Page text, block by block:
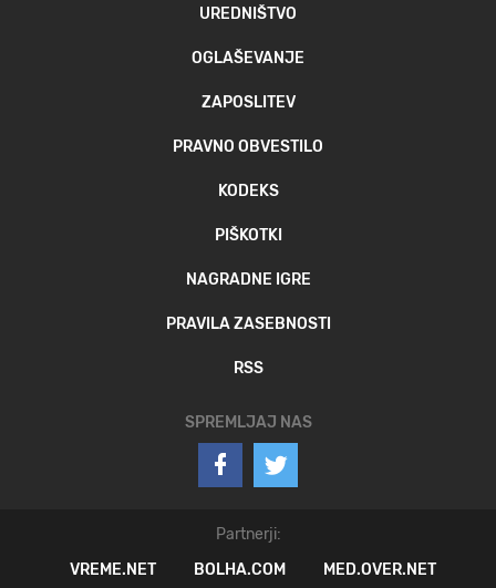
UREDNIŠTVO
OGLAŠEVANJE
ZAPOSLITEV
PRAVNO OBVESTILO
KODEKS
PIŠKOTKI
NAGRADNE IGRE
PRAVILA ZASEBNOSTI
RSS
SPREMLJAJ NAS
Partnerji:
VREME.NET
BOLHA.COM MED.OVER.NET